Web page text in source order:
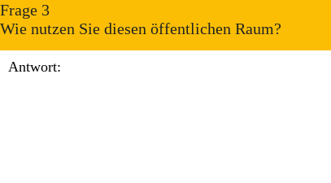
Frage 3
Wie nutzen Sie diesen öffentlichen Raum?